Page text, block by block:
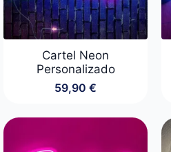
Cartel Neon
Personalizado
59,90 €